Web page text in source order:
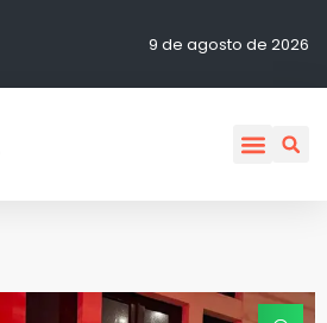
9 de agosto de 2026